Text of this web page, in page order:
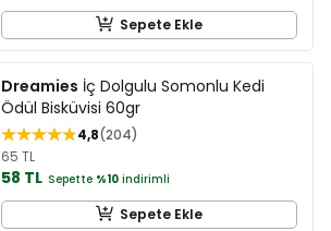
Sepete Ekle
Dreamies İç Dolgulu Somonlu Kedi
Ödül Bisküvisi 60gr
4,8 204
65 TL
58 TL Sepette %10 indirimli
Sepete Ekle